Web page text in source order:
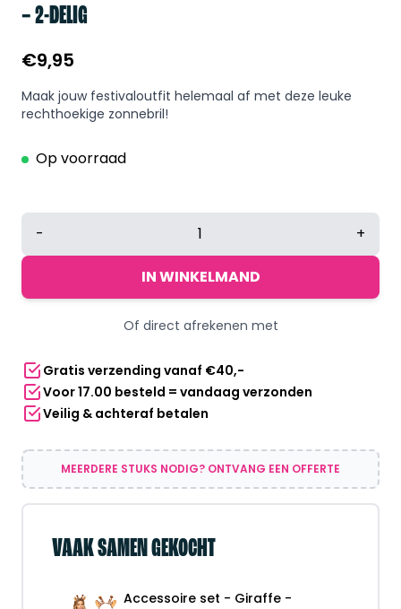
– 2-DELIG
€9,95
Maak jouw festivaloutfit helemaal af met deze leuke
rechthoekige zonnebril!
Op voorraad
Accessoire
-
staart
-
2-
aantal
- +
IN WINKELMAND
Of direct afrekenen met
Gratis verzending vanaf €40,-
Voor 17.00 besteld = vandaag verzonden
Veilig & achteraf betalen
MEERDERE STUKS NODIG? ONTVANG EEN OFFERTE
VAAK SAMEN GEKOCHT
Accessoire set - Giraffe -